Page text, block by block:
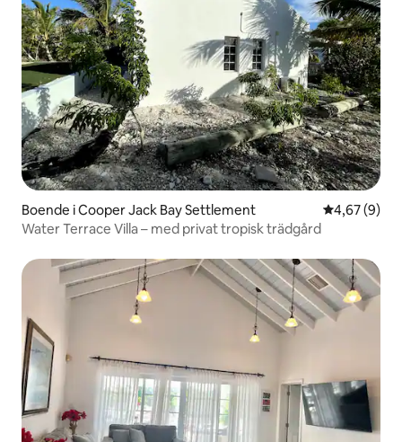
Boende i Cooper Jack Bay Settlement 4,67 av 5 i
4,67 (9)
Water Terrace Villa – med privat tropisk trädgård